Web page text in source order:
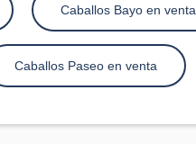
Caballos Bayo en venta
Caballos Paseo en venta